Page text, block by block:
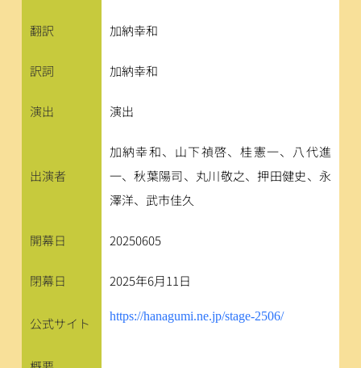
翻訳 加納幸和
訳詞 加納幸和
演出 演出
出演者
加納幸和、山下禎啓、桂憲一、八代進
一、秋葉陽司、丸川敬之、押田健史、永
澤洋、武市佳久
開幕日 20250605
閉幕日 2025年6月11日
公式サイト https://hanagumi.ne.jp/stage-2506/